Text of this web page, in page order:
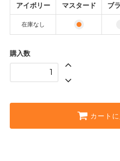
アイボリー
マスタード ブ
在庫なし
購入数
カート